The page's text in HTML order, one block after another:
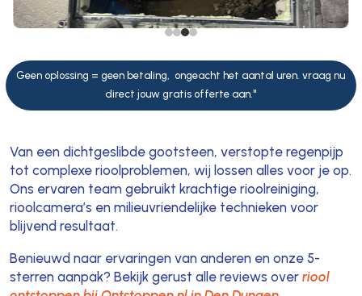
Geen oplossing = geen betaling, ongeacht het aantal uren. vraag nu
direct jouw gratis offerte aan."
Van een dichtgeslibde gootsteen, verstopte regenpijp
tot complexe rioolproblemen, wij lossen alles voor je op.
Ons ervaren team gebruikt krachtige rioolreiniging,
rioolcamera’s en milieuvriendelijke technieken voor
blijvend resultaat.
Benieuwd naar ervaringen van anderen en onze 5-
sterren aanpak? Bekijk gerust alle reviews over riool